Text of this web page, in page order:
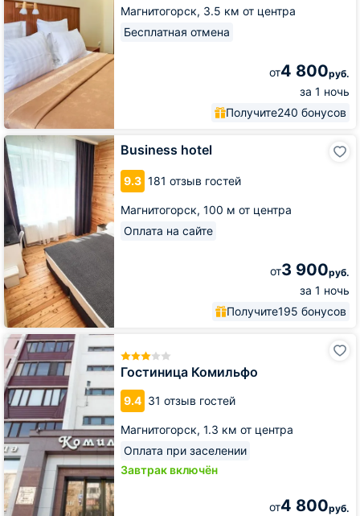
Магнитогорск, 3.5 км от центра
Бесплатная отмена
от4 800руб.
за 1 ночь
Получите240 бонусов
Business hotel
9.3 181 отзыв гостей
Магнитогорск, 100 м от центра
Оплата на сайте
от3 900руб.
за 1 ночь
Получите195 бонусов
Business
hotel
Гостиница Комильфо
9.4 31 отзыв гостей
Магнитогорск, 1.3 км от центра
Оплата при заселении
Завтрак включён
от4 800руб.
Гостиница
Комильфо